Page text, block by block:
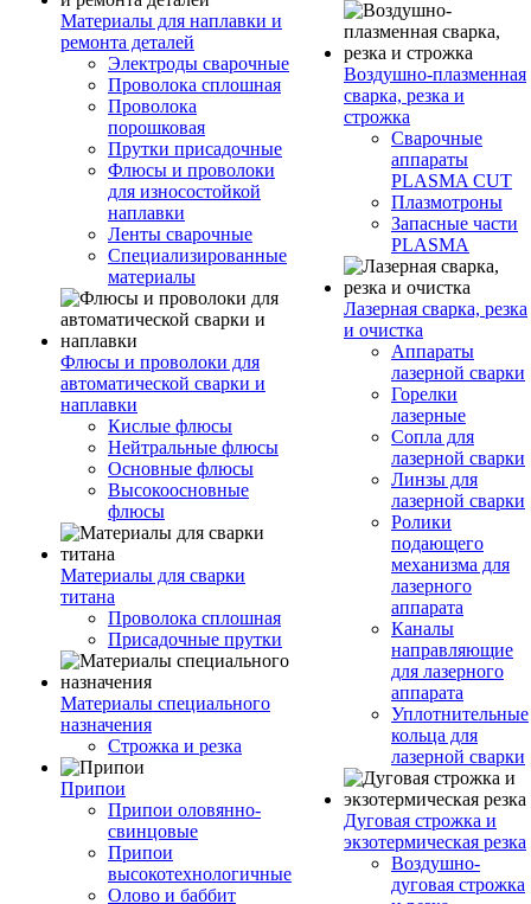
Материалы для наплавки и
ремонта деталей
Электроды сварочные
Проволока сплошная
Проволока
порошковая
Прутки присадочные
Флюсы и проволоки
для износостойкой
наплавки
Ленты сварочные
Специализированные
материалы
Флюсы и проволоки для
автоматической сварки и
наплавки
Кислые флюсы
Нейтральные флюсы
Основные флюсы
Высокоосновные
флюсы
Материалы для сварки
титана
Проволока сплошная
Присадочные прутки
Материалы специального
назначения
Строжка и резка
Припои
Припои оловянно-
свинцовые
Припои
высокотехнологичные
Олово и баббит
Воздушно-плазменная
сварка, резка и
строжка
Сварочные
аппараты
PLASMA CUT
Плазмотроны
Запасные части
PLASMA
Лазерная сварка, резка
и очистка
Аппараты
лазерной сварки
Горелки
лазерные
Сопла для
лазерной сварки
Линзы для
лазерной сварки
Ролики
подающего
механизма для
лазерного
аппарата
Каналы
направляющие
для лазерного
аппарата
Уплотнительные
кольца для
лазерной сварки
Дуговая строжка и
экзотермическая резка
Воздушно-
дуговая строжка